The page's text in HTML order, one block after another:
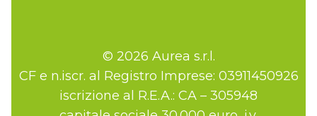
© 2026 Aurea s.r.l.
CF e n.iscr. al Registro Imprese: 03911450926
iscrizione al R.E.A.: CA – 305948